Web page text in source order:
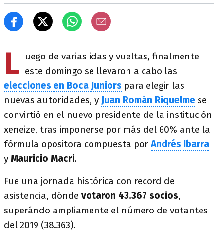
L uego de varias idas y vueltas, finalmente
este domingo se llevaron a cabo las
elecciones en Boca Juniors para elegir las
nuevas autoridades, y Juan Román Riquelme se
convirtió en el nuevo presidente de la institución
xeneize, tras imponerse por más del 60% ante la
fórmula opositora compuesta porAndrés Ibarra
y Mauricio Macri.
Fue una jornada histórica con record de
asistencia, dónde votaron 43.367 socios,
superándo ampliamente el número de votantes
del 2019 (38.363).